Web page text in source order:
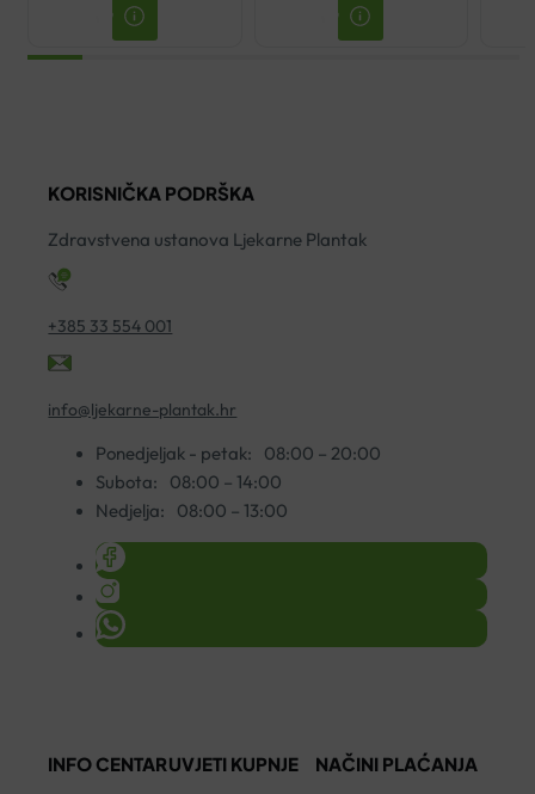
KORISNIČKA PODRŠKA
Zdravstvena ustanova Ljekarne Plantak
+385 33 554 001
info@ljekarne-plantak.hr
Ponedjeljak - petak:
08:00 – 20:00
Subota:
08:00 – 14:00
Nedjelja:
08:00 – 13:00
INFO CENTARUVJETI KUPNJE NAČINI PLAĆANJA